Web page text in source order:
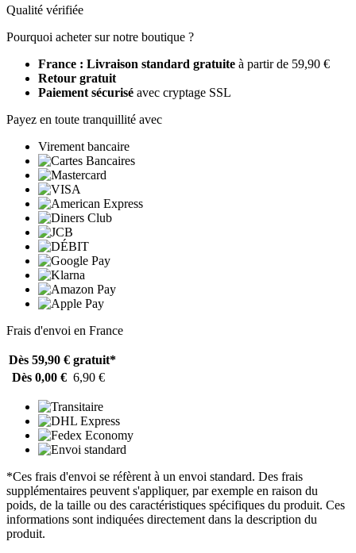
Qualité vérifiée
Pourquoi acheter sur notre boutique ?
France : Livraison standard gratuite à partir de 59,90 €
Retour gratuit
Paiement sécurisé avec cryptage SSL
Payez en toute tranquillité avec
Virement bancaire
Frais d'envoi en France
Dès 59,90 € gratuit*
Dès 0,00 € 6,90 €
*Ces frais d'envoi se réfèrent à un envoi standard. Des frais
supplémentaires peuvent s'appliquer, par exemple en raison du
poids, de la taille ou des caractéristiques spécifiques du produit. Ces
informations sont indiquées directement dans la description du
produit.